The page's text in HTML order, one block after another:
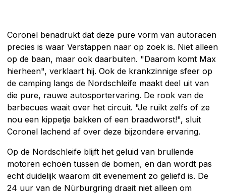
Coronel benadrukt dat deze pure vorm van autoracen
precies is waar Verstappen naar op zoek is. Niet alleen
op de baan, maar ook daarbuiten. "Daarom komt Max
hierheen", verklaart hij. Ook de krankzinnige sfeer op
de camping langs de Nordschleife maakt deel uit van
die pure, rauwe autosportervaring. De rook van de
barbecues waait over het circuit. "Je ruikt zelfs of ze
nou een kippetje bakken of een braadworst!", sluit
Coronel lachend af over deze bijzondere ervaring.
Op de Nordschleife blijft het geluid van brullende
motoren echoën tussen de bomen, en dan wordt pas
echt duidelijk waarom dit evenement zo geliefd is. De
24 uur van de Nürburgring draait niet alleen om